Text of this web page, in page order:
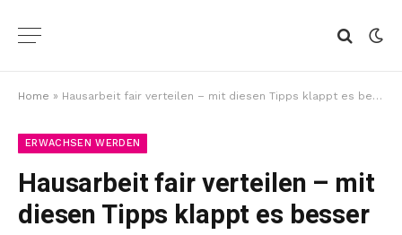
Home » Hausarbeit fair verteilen – mit diesen Tipps klappt es besser
ERWACHSEN WERDEN
Hausarbeit fair verteilen – mit
diesen Tipps klappt es besser